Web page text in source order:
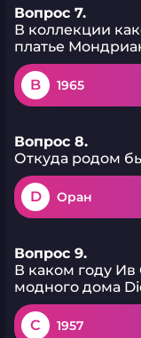
Вопрос 7.
В коллекции
платье
B 1965
Вопрос 8.
Откуда родом
D Оран
Вопрос 9.
В каком году Ив
модного дома
C 1957